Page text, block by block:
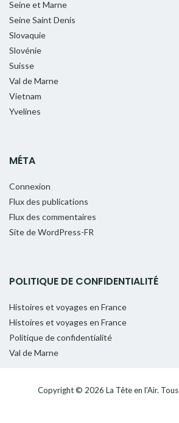
Seine et Marne
Seine Saint Denis
Slovaquie
Slovénie
Suisse
Val de Marne
Vietnam
Yvelines
MÉTA
Connexion
Flux des publications
Flux des commentaires
Site de WordPress-FR
POLITIQUE DE CONFIDENTIALITÉ
Histoires et voyages en France
Histoires et voyages en France
Politique de confidentialité
Val de Marne
Copyright © 2026 La Tête en l'Air.